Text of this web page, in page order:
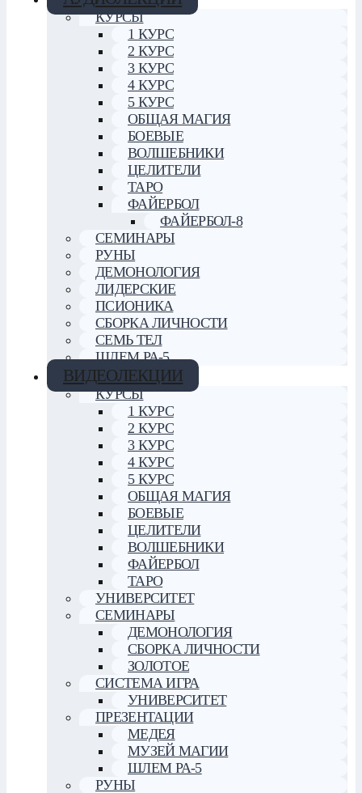
КУРСЫ
1 КУРС
2 КУРС
3 КУРС
4 КУРС
5 КУРС
ОБЩАЯ МАГИЯ
БОЕВЫЕ
ВОЛШЕБНИКИ
ЦЕЛИТЕЛИ
ТАРО
ФАЙЕРБОЛ
ФАЙЕРБОЛ-8
СЕМИНАРЫ
РУНЫ
ДЕМОНОЛОГИЯ
ЛИДЕРСКИЕ
ПСИОНИКА
СБОРКА ЛИЧНОСТИ
СЕМЬ ТЕЛ
ШЛЕМ РА-5
ВИДЕОЛЕКЦИИ
КУРСЫ
1 КУРС
2 КУРС
3 КУРС
4 КУРС
5 КУРС
ОБЩАЯ МАГИЯ
БОЕВЫЕ
ЦЕЛИТЕЛИ
ВОЛШЕБНИКИ
ФАЙЕРБОЛ
ТАРО
УНИВЕРСИТЕТ
СЕМИНАРЫ
ДЕМОНОЛОГИЯ
СБОРКА ЛИЧНОСТИ
ЗОЛОТОЕ
СИСТЕМА ИГРА
УНИВЕРСИТЕТ
ПРЕЗЕНТАЦИИ
МЕДЕЯ
МУЗЕЙ МАГИИ
ШЛЕМ РА-5
РУНЫ